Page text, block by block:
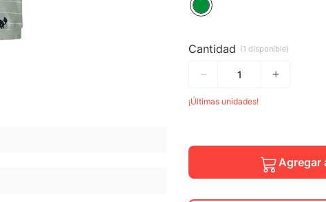
Cantidad 1 disponible
Agregar